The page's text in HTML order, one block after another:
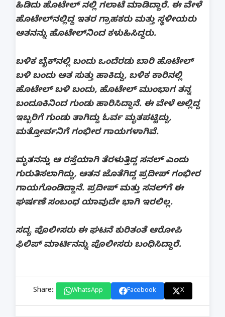
ಹಿಡಿದು ಹೊಟೇಲ್ ನಲ್ಲಿ ಗಲಾಟೆ ಮಾಡಿದ್ದಾರೆ. ಈ ವೇಳೆ
ಹೊಟೇಲ್‌ನಲ್ಲಿದ್ದ ಇತರ ಗ್ರಾಹಕರು ಮತ್ತು ಸ್ಥಳೀಯರು
ಆತನನ್ನು ಹೊಟೇಲ್‌ನಿಂದ ಕಳುಹಿಸಿದ್ದರು.
ಬಳಿಕ ಬೈಕ್‌ನಲ್ಲಿ ಬಂದು ಒಂದೆರಡು ಬಾರಿ ಹೊಟೇಲ್
ಬಳಿ ಬಂದು ಆತ ಸುತ್ತು ಹಾಕಿದ್ದು, ಬಳಿಕ ಕಾರಿನಲ್ಲಿ
ಹೊಟೇಲ್ ಬಳಿ ಬಂದು, ಹೊಟೇಲ್ ಮುಂಭಾಗ ತನ್ನ
ಬಂದೂಕಿನಿಂದ ಗುಂಡು ಹಾರಿಸಿದ್ದಾನೆ. ಈ ವೇಳೆ ಅಲ್ಲಿದ್ದ
ಇಬ್ಬರಿಗೆ ಗುಂಡು ತಾಗಿದ್ದು ಓರ್ವ ಮೃತಪಟ್ಟಿದ್ದು,
ಮತ್ತೋರ್ವನಿಗೆ ಗಂಭೀರ ಗಾಯಗಳಾಗಿವೆ.
ಮೃತನನ್ನು ಆ ರಸ್ತೆಯಾಗಿ ತೆರಳುತ್ತಿದ್ದ ಸನಲ್ ಎಂದು
ಗುರುತಿಸಲಾಗಿದ್ದು, ಆತನ ಜೊತೆಗಿದ್ದ ಪ್ರದೀಪ್ ಗಂಭೀರ
ಗಾಯಗೊಂಡಿದ್ದಾನೆ. ಪ್ರದೀಪ್ ಮತ್ತು ಸನಲ್‌ಗೆ ಈ
ಘರ್ಷಣೆ ಸಂಬಂಧ ಯಾವುದೇ ಭಾಗಿ ಇರಲಿಲ್ಲ.
ಸದ್ಯ ಪೊಲೀಸರು ಈ ಘಟನೆ ಕುರಿತಂತೆ ಆರೋಪಿ
ಫಿಲಿಪ್ ಮಾರ್ಟಿನನ್ನು ಪೊಲೀಸರು ಬಂಧಿಸಿದ್ದಾರೆ.
Share: WhatsApp Facebook X